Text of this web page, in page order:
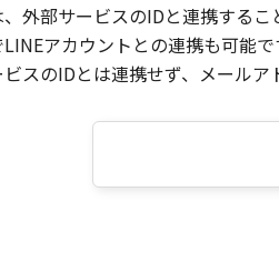
外部サービスのIDと連携するこ
アカウントとの連携も可能で
スのIDとは連携せず、メールア